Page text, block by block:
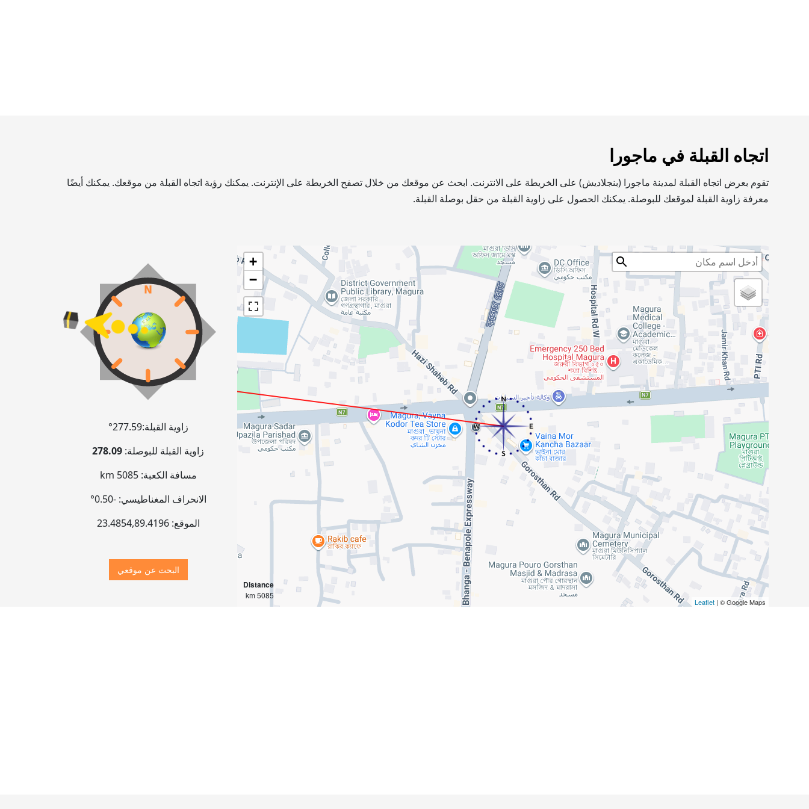
اتجاه القبلة في ماجورا
تقوم بعرض اتجاه القبلة لمدينة ماجورا (بنجلاديش) على الخريطة على الانترنت. ابحث عن موقعك من خلال تصفح الخريطة على الإنترنت. يمكنك رؤية اتجاه القبلة من موقعك. يمكنك أيضًا
معرفة زاوية القبلة لموقعك للبوصلة. يمكنك الحصول على زاوية القبلة من حقل بوصلة القبلة.
+
−
Distance
5085 km
Leaflet| © Google Maps
زاوية القبلة:277.59°
زاوية القبلة للبوصلة: 278.09
مسافة الكعبة:5085 km
الانحراف المغناطيسي:-0.50°
الموقع:
23.4854,89.4196
البحث عن موقعي